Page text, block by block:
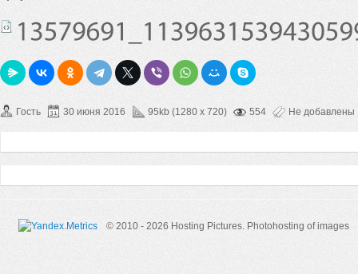
Гость 30 июня 2016 95kb (1280 x 720) 554 Не добавлены
© 2010 - 2026 Hosting Pictures. Photohosting of images